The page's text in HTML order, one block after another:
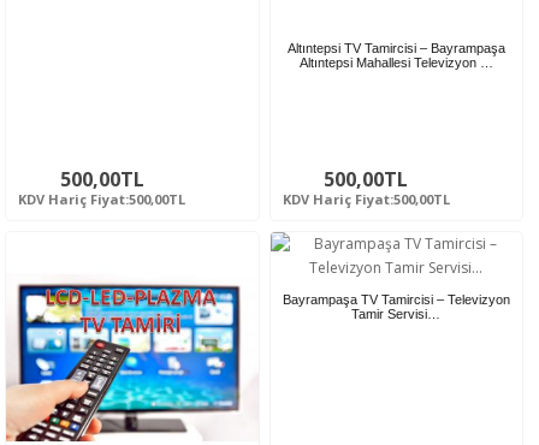
500,00TL
KDV Hariç Fiyat:500,00TL
Altıntepsi TV Tamircisi – Bayrampaşa
Altıntepsi Mahallesi Televizyon …
500,00TL
KDV Hariç Fiyat:500,00TL
Bayrampaşa TV Tamircisi – Televizyon
Tamir Servisi…